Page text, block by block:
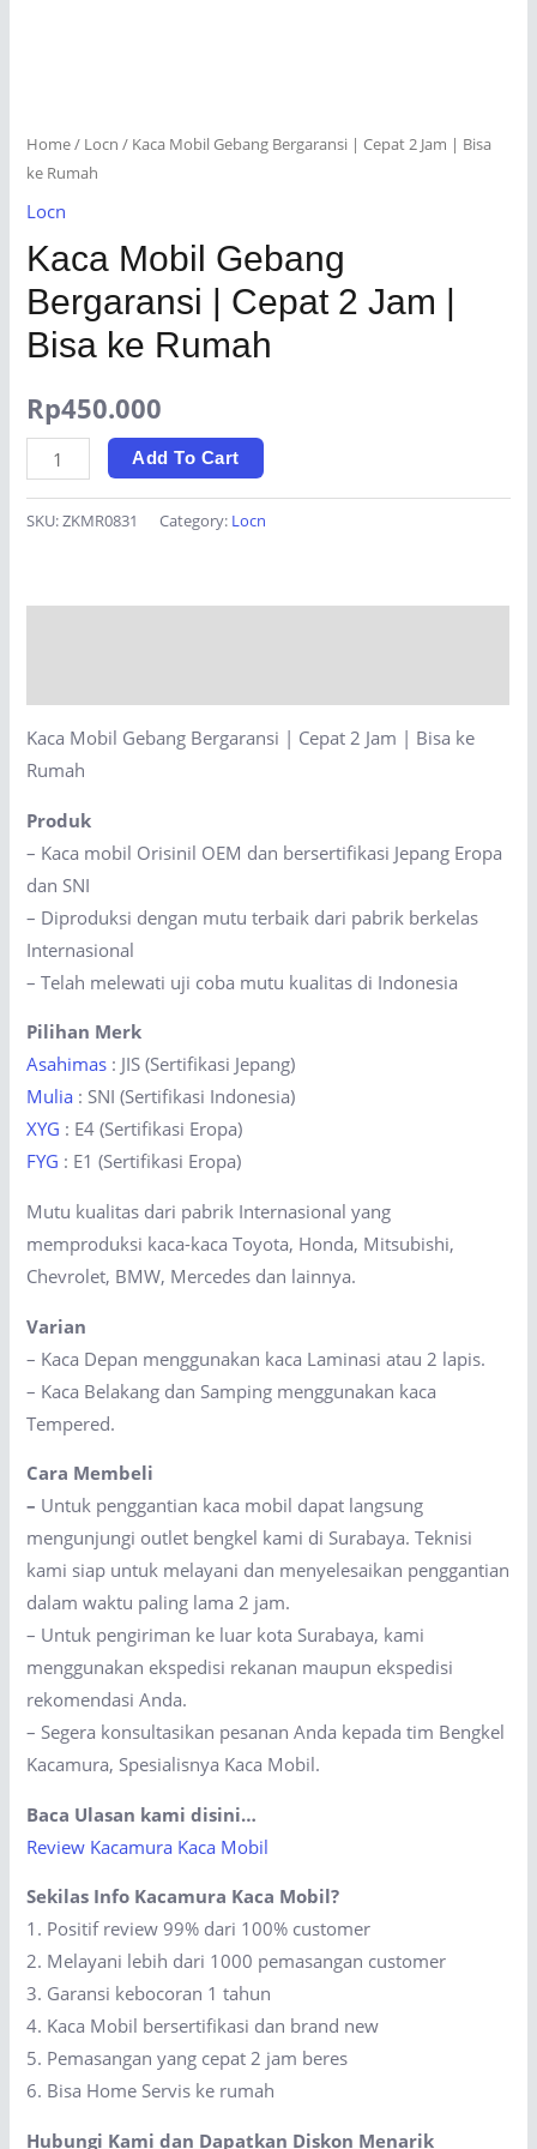
Home/ Locn / Kaca Mobil Gebang Bergaransi | Cepat 2 Jam | Bisa
ke Rumah
Locn
Kaca Mobil Gebang
Bergaransi | Cepat 2 Jam |
Bisa ke Rumah
Rp450.000
Kaca
Mobil
Gebang
|
Bisa
ke
Rumah
quantity
Add To Cart
SKU:ZKMR0831 Category: Locn
Kaca Mobil Gebang Bergaransi | Cepat 2 Jam | Bisa ke
Rumah
Produk
– Kaca mobil Orisinil OEM dan bersertifikasi Jepang Eropa
dan SNI
– Diproduksi dengan mutu terbaik dari pabrik berkelas
Internasional
– Telah melewati uji coba mutu kualitas di Indonesia
Pilihan Merk
Asahimas : JIS (Sertifikasi Jepang)
Mulia : SNI (Sertifikasi Indonesia)
XYG : E4 (Sertifikasi Eropa)
FYG : E1 (Sertifikasi Eropa)
Mutu kualitas dari pabrik Internasional yang
memproduksi kaca-kaca Toyota, Honda, Mitsubishi,
Chevrolet, BMW, Mercedes dan lainnya.
Varian
– Kaca Depan menggunakan kaca Laminasi atau 2 lapis.
– Kaca Belakang dan Samping menggunakan kaca
Tempered.
Cara Membeli
– Untuk penggantian kaca mobil dapat langsung
mengunjungi outlet bengkel kami di Surabaya. Teknisi
kami siap untuk melayani dan menyelesaikan penggantian
dalam waktu paling lama 2 jam.
– Untuk pengiriman ke luar kota Surabaya, kami
menggunakan ekspedisi rekanan maupun ekspedisi
rekomendasi Anda.
– Segera konsultasikan pesanan Anda kepada tim Bengkel
Kacamura, Spesialisnya Kaca Mobil.
Baca Ulasan kami disini…
Review Kacamura Kaca Mobil
Sekilas Info Kacamura Kaca Mobil?
1. Positif review 99% dari 100% customer
2. Melayani lebih dari 1000 pemasangan customer
3. Garansi kebocoran 1 tahun
4. Kaca Mobil bersertifikasi dan brand new
5. Pemasangan yang cepat 2 jam beres
6. Bisa Home Servis ke rumah
Hubungi Kami dan Dapatkan Diskon Menarik